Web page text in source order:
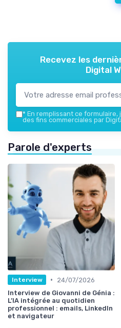
Recevez les
Digital
* En remplissant ce formulaire,
des fins commerciales par
Parole d'experts
Interview •
24/07/2026
Interview de Giovanni de Génia :
L’IA intégrée au quotidien
professionnel : emails, LinkedIn
et navigateur